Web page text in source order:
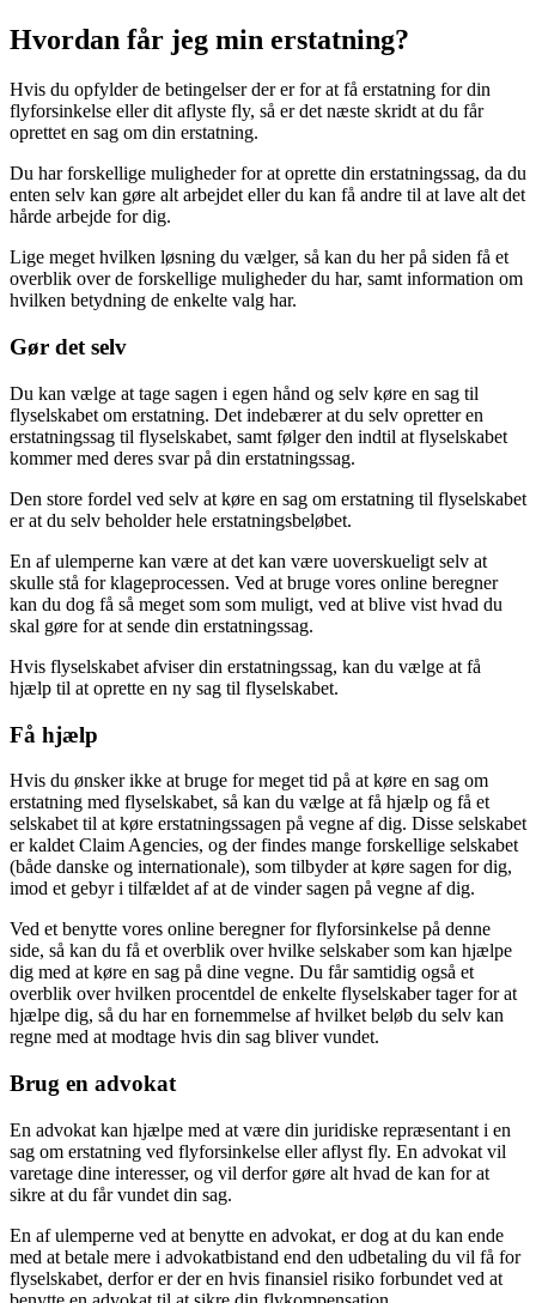
Hvordan får jeg min erstatning?
Hvis du opfylder de betingelser der er for at få erstatning for din
flyforsinkelse eller dit aflyste fly, så er det næste skridt at du får
oprettet en sag om din erstatning.
Du har forskellige muligheder for at oprette din erstatningssag, da du
enten selv kan gøre alt arbejdet eller du kan få andre til at lave alt det
hårde arbejde for dig.
Lige meget hvilken løsning du vælger, så kan du her på siden få et
overblik over de forskellige muligheder du har, samt information om
hvilken betydning de enkelte valg har.
Gør det selv
Du kan vælge at tage sagen i egen hånd og selv køre en sag til
flyselskabet om erstatning. Det indebærer at du selv opretter en
erstatningssag til flyselskabet, samt følger den indtil at flyselskabet
kommer med deres svar på din erstatningssag.
Den store fordel ved selv at køre en sag om erstatning til flyselskabet
er at du selv beholder hele erstatningsbeløbet.
En af ulemperne kan være at det kan være uoverskueligt selv at
skulle stå for klageprocessen. Ved at bruge vores online beregner
kan du dog få så meget som som muligt, ved at blive vist hvad du
skal gøre for at sende din erstatningssag.
Hvis flyselskabet afviser din erstatningssag, kan du vælge at få
hjælp til at oprette en ny sag til flyselskabet.
Få hjælp
Hvis du ønsker ikke at bruge for meget tid på at køre en sag om
erstatning med flyselskabet, så kan du vælge at få hjælp og få et
selskabet til at køre erstatningssagen på vegne af dig. Disse selskabet
er kaldet Claim Agencies, og der findes mange forskellige selskabet
(både danske og internationale), som tilbyder at køre sagen for dig,
imod et gebyr i tilfældet af at de vinder sagen på vegne af dig.
Ved et benytte vores online beregner for flyforsinkelse på denne
side, så kan du få et overblik over hvilke selskaber som kan hjælpe
dig med at køre en sag på dine vegne. Du får samtidig også et
overblik over hvilken procentdel de enkelte flyselskaber tager for at
hjælpe dig, så du har en fornemmelse af hvilket beløb du selv kan
regne med at modtage hvis din sag bliver vundet.
Brug en advokat
En advokat kan hjælpe med at være din juridiske repræsentant i en
sag om erstatning ved flyforsinkelse eller aflyst fly. En advokat vil
varetage dine interesser, og vil derfor gøre alt hvad de kan for at
sikre at du får vundet din sag.
En af ulemperne ved at benytte en advokat, er dog at du kan ende
med at betale mere i advokatbistand end den udbetaling du vil få for
flyselskabet, derfor er der en hvis finansiel risiko forbundet ved at